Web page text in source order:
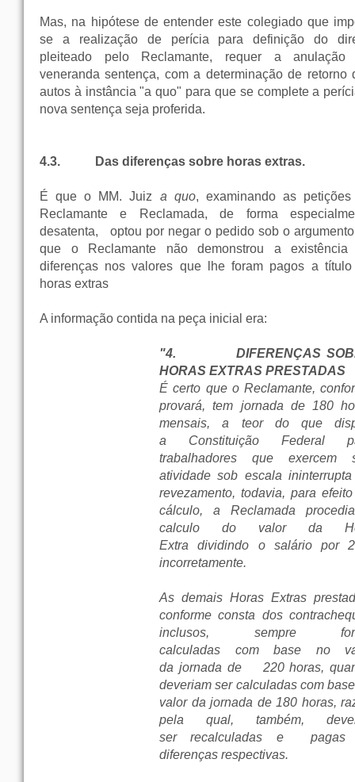
Mas, na hipótese de entender este colegiado que
se a realização de perícia para definição do
pleiteado pelo Reclamante, requer a anulação
veneranda sentença, com a determinação de retorno
autos à instância "a quo" para que se complete a
nova sentença seja proferida.
4.3. Das diferenças sobre horas extras.
É que o MM. Juiz a quo, examinando as
Reclamante e Reclamada, de forma
desatenta, optou por negar o pedido sob o
que o Reclamante não demonstrou a existência
diferenças nos valores que lhe foram pagos a
horas extras
A informação contida na peça inicial era:
"4. DIFERENÇAS
HORAS EXTRAS PRESTADAS
É certo que o Reclamante,
provará, tem jornada de 180
mensais, a teor do que
a Constituição Federal
trabalhadores que exercem
atividade sob escala
revezamento, todavia, para
cálculo, a Reclamada
calculo do valor da
Extra dividindo o salário por
incorretamente.
As demais Horas Extras
conforme consta dos
inclusos, sempre
calculadas com base no
da jornada de220 horas,
deveriam ser calculadas com
valor da jornada de 180 horas,
pela qual, também,
ser recalculadas e pagas
diferenças respectivas.